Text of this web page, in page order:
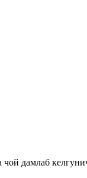
дамлаб